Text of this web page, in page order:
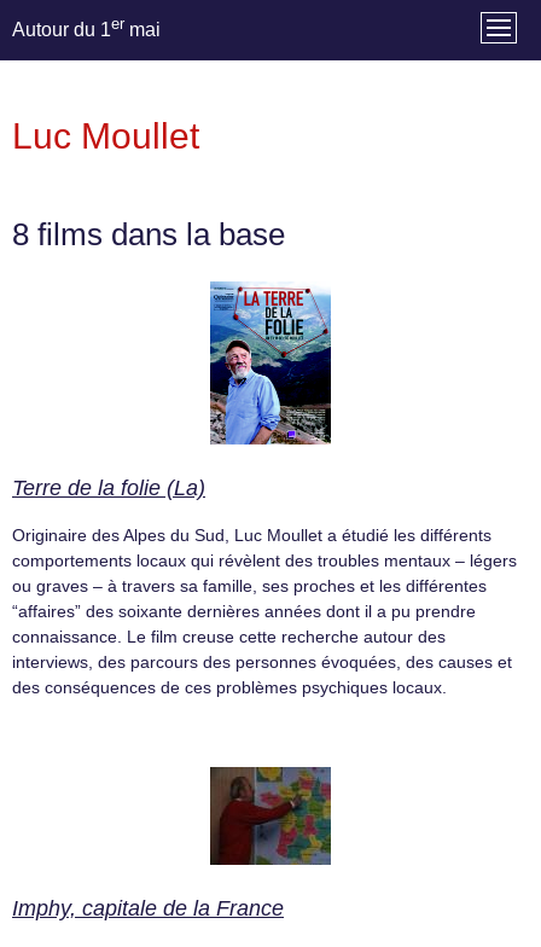
Autour du 1er mai
Luc Moullet
8 films dans la base
Terre de la folie (La)
Originaire des Alpes du Sud, Luc Moullet a étudié les différents
comportements locaux qui révèlent des troubles mentaux – légers
ou graves – à travers sa famille, ses proches et les différentes
“affaires” des soixante dernières années dont il a pu prendre
connaissance. Le film creuse cette recherche autour des
interviews, des parcours des personnes évoquées, des causes et
des conséquences de ces problèmes psychiques locaux.
Imphy, capitale de la France